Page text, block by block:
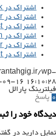
اشتراک در Facebook
اشتراک در Twitter
اشتراک در Pinterest
اشتراک در LinkedIn
اشتراک در Tumblr
اشتراک در Reddit
wp-
09-16 16:10:28
فیلترینگ پارالل
0 پاسخ
دیدگاه خود را
تمایل دارید در